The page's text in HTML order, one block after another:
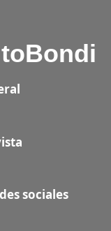
sociales